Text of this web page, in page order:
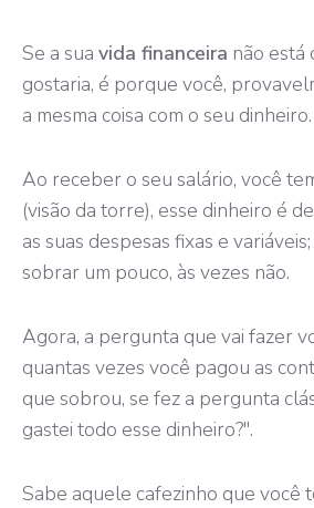
Se a sua vida financeira não está
gostaria, é porque você,
a mesma coisa com o seu
Ao receber o seu salário, você
(visão da torre), esse dinheiro é
as suas despesas fixas e
sobrar um pouco, às vezes não.
Agora, a pergunta que vai fazer
quantas vezes você pagou as
que sobrou, se fez a pergunta
gastei todo esse dinheiro?".
Sabe aquele cafezinho que você